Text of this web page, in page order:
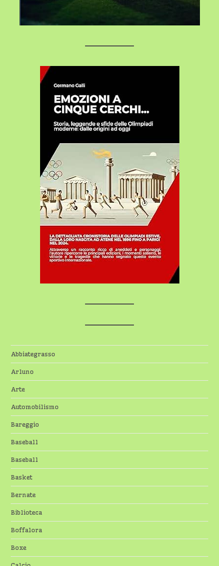
Abbiategrasso
Arluno
Arte
Automobilismo
Bareggio
Baseball
Baseball
Basket
Bernate
Biblioteca
Boffalora
Boxe